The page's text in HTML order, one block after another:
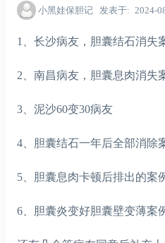
小黑娃保胆记 发表于 2024-
1、长沙病友，胆囊结石消失
2、南昌病友，胆囊息肉消失
3、泥沙60变30病友
4、胆囊结石一年后全部消除
5、胆囊息肉卡顿后排出的案
6、胆囊炎变好胆囊壁变薄案